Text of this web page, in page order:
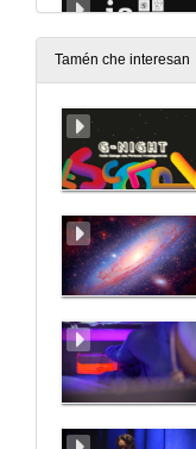
Tamén che interesan